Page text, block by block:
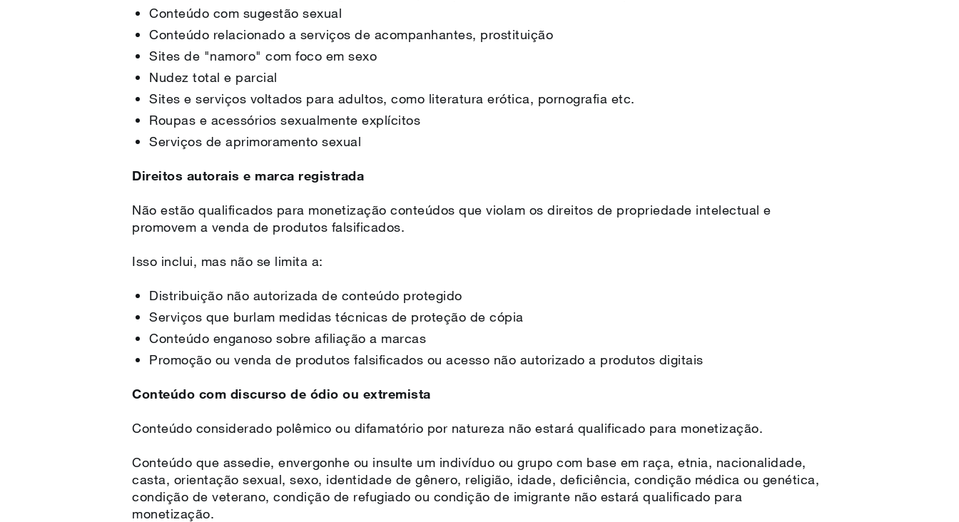
Conteúdo com sugestão sexual
Conteúdo relacionado a serviços de acompanhantes, prostituição
Sites de "namoro" com foco em sexo
Nudez total e parcial
Sites e serviços voltados para adultos, como literatura erótica, pornografia etc.
Roupas e acessórios sexualmente explícitos
Serviços de aprimoramento sexual
Direitos autorais e marca registrada
Não estão qualificados para monetização conteúdos que violam os direitos de propriedade intelectual e
promovem a venda de produtos falsificados.
Isso inclui, mas não se limita a:
Distribuição não autorizada de conteúdo protegido
Serviços que burlam medidas técnicas de proteção de cópia
Conteúdo enganoso sobre afiliação a marcas
Promoção ou venda de produtos falsificados ou acesso não autorizado a produtos digitais
Conteúdo com discurso de ódio ou extremista
Conteúdo considerado polêmico ou difamatório por natureza não estará qualificado para monetização.
Conteúdo que assedie, envergonhe ou insulte um indivíduo ou grupo com base em raça, etnia, nacionalidade,
casta, orientação sexual, sexo, identidade de gênero, religião, idade, deficiência, condição médica ou genética,
condição de veterano, condição de refugiado ou condição de imigrante não estará qualificado para
monetização.